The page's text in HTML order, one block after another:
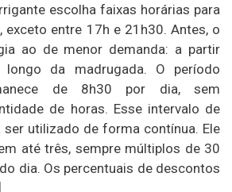
escolha faixas horárias para
exceto entre 17h e 21h30. Antes, o
ao de menor demanda: a partir
da madrugada. O período
de 8h30 por dia, sem
de horas. Esse intervalo de
utilizado de forma contínua. Ele
até três, sempre múltiplos de 30
dia. Os percentuais de descontos